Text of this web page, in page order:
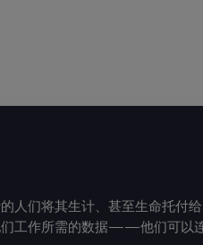
人们将其生计、甚至生命托付
工作所需的数据——他们可以